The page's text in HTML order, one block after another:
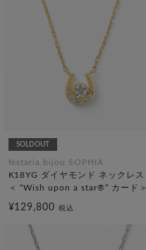
SOLDOUT
festaria bijou SOPHIA
K18YG ダイヤモンド ネックレス
＜ “Wish upon a star®” カード＞
¥129,800税込